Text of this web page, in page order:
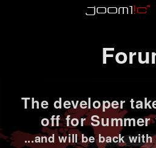
The developer
off for Summer
...and will be back